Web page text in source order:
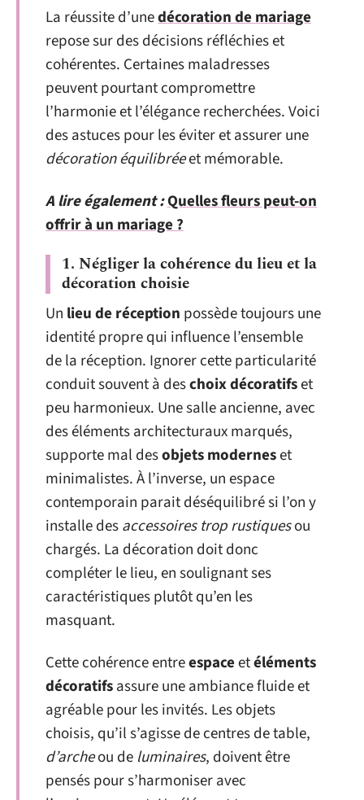
La réussite d’unedécoration de mariage
repose sur des décisions réfléchies et
cohérentes. Certaines maladresses
peuvent pourtant compromettre
l’harmonie et l’élégance recherchées. Voici
des astuces pour les éviter et assurer une
décoration équilibréeet mémorable.
A lire également :Quelles fleurs peut-on
offrir à un mariage ?
1. Négliger la cohérence du lieu et la
décoration choisie
Un lieu de réception possède toujours une
identité propre qui influence l’ensemble
de la réception. Ignorer cette particularité
conduit souvent à deschoix décoratifset
peu harmonieux. Une salle ancienne, avec
des éléments architecturaux marqués,
supporte mal desobjets moderneset
minimalistes. À l’inverse, un espace
contemporain parait déséquilibré si l’on y
installe desaccessoires trop rustiquesou
chargés. La décoration doit donc
compléter le lieu, en soulignant ses
caractéristiques plutôt qu’en les
masquant.
Cette cohérence entreespaceetéléments
décoratifsassure une ambiance fluide et
agréable pour les invités. Les objets
choisis, qu’il s’agisse de centres de table,
d’archeou de luminaires, doivent être
pensés pour s’harmoniser avec